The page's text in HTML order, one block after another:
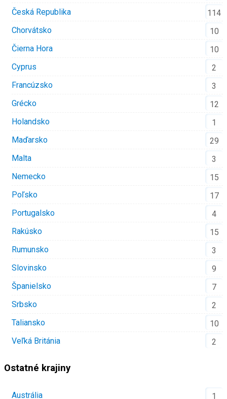
Česká Republika
114
Chorvátsko
10
Čierna Hora
10
Cyprus
2
Francúzsko
3
Grécko
12
Holandsko
1
Maďarsko
29
Malta
3
Nemecko
15
Poľsko
17
Portugalsko
4
Rakúsko
15
Rumunsko
3
Slovinsko
9
Španielsko
7
Srbsko
2
Taliansko
10
Veľká Británia
2
Ostatné krajiny
Austrália
1